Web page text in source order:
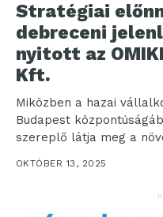
Stratégiai
debreceni
nyitott az
Kft.
Miközben a hazai
Budapest
szereplő látja meg a
régiókban is. A...
OKTÓBER 13, 2025